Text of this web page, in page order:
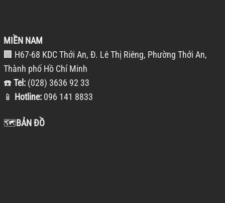
MIỀN NAM
🏢 H67-68 KDC Thới An, Đ. Lê Thị Riêng, Phường Thới An,
Thành phố Hồ Chí Minh
☎️Tel: (028) 3636 92 33
📱 Hotline: 096 141 8833
🗺️BẢN ĐỒ